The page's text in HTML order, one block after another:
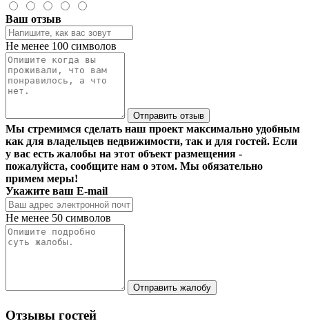
Ваш отзыв
Не менее 100 символов
Отправить отзыв
Мы стремимся сделать наш проект максимально удобным
как для владельцев недвижимости, так и для гостей. Если
у вас есть жалобы на этот объект размещения -
пожалуйста, сообщите нам о этом. Мы обязательно
примем меры!
Укажите ваш E-mail
Не менее 50 символов
Отправить жалобу
Отзывы гостей